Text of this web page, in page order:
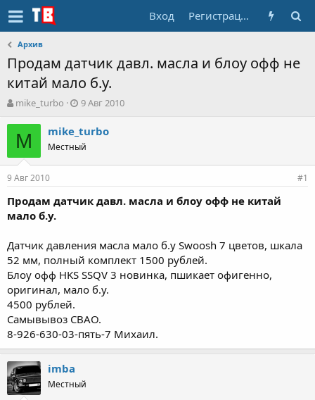
Вход Регистрация
Архив
Продам датчик давл. масла и блоу офф не
китай мало б.у.
А
т
о
т
е
ы
mike_turbo
Д
т
а
н
а
л
9 Авг 2010
M mike_turbo
Местный
9 Авг 2010 #1
Продам датчик давл. масла и блоу офф не китай
мало б.у.
Датчик давления масла мало б.у Swoosh 7 цветов, шкала
52 мм, полный комплект 1500 рублей.
Блоу офф HKS SSQV 3 новинка, пшикает офигенно,
оригинал, мало б.у.
4500 рублей.
Самывывоз СВАО.
8-926-630-03-пять-7 Михаил.
imba
Местный